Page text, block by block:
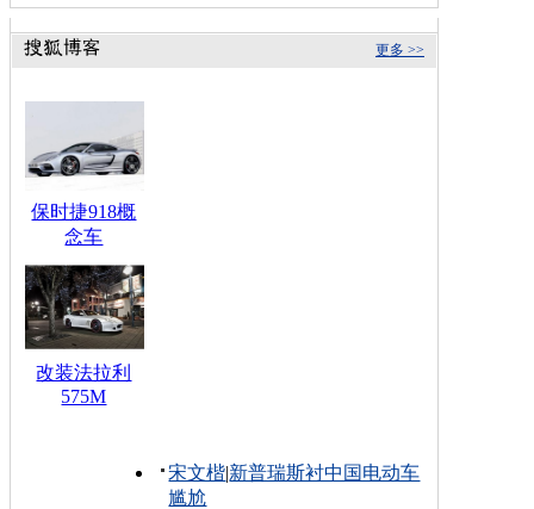
更多 >>
保时捷918概
念车
改装法拉利
575M
宋文楷|新普瑞斯衬中国电动车
尴尬